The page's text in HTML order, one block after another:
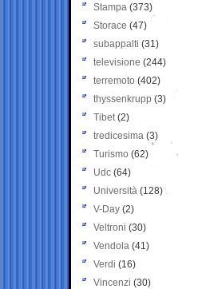
Stampa (373)
Storace (47)
subappalti (31)
televisione(244)
terremoto (402)
thyssenkrupp (3)
Tibet(2)
tredicesima (3)
Turismo (62)
Udc (64)
Università (128)
V-Day (2)
Veltroni (30)
Vendola (41)
Verdi (16)
Vincenzi (30)